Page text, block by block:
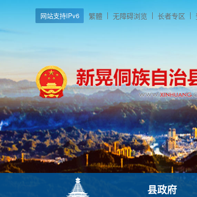
网站支持IPv6 繁體 无障碍浏览 长者专区
县政府